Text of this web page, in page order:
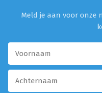
Meld je aan voor onze